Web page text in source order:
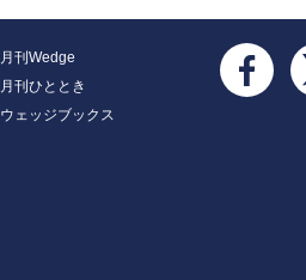
月刊Wedge
月刊ひととき
ウェッジブックス